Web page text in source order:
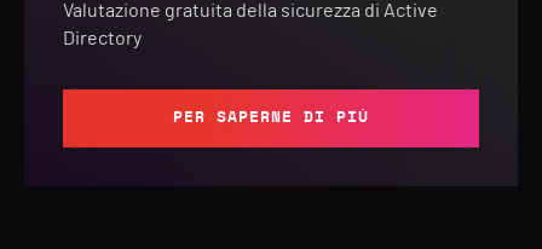
Valutazione gratuita della sicurezza di Active
Directory
PER SAPERNE DI PIÙ